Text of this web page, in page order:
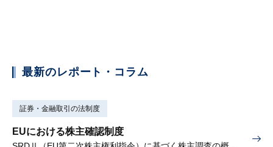
最新のレポート・コラム
証券・金融取引の法制度
EUにおける株主確認制度